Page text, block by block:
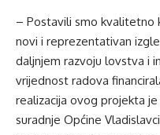
– Postavili smo kvalitetno
novi i reprezentativan
daljnjem razvoju lovstva i
vrijednost radova
realizacija ovog projekta
suradnje Općine